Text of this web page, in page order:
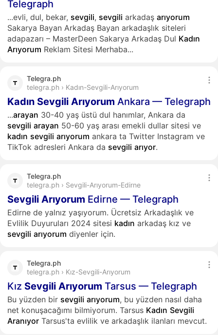
Telegraph
...evli, dul, bekar, sevgili, sevgili arkadaş arıyorum
Sakarya Bayan Arkadaş Bayan arkadaşlık siteleri
adapazarı – MasterDeen Sakarya Arkadaş Dul Kadın
Arıyorum Reklam Sitesi Merhaba...
Telegra.ph
telegra.ph › Kadın-Sevgili-Arıyorum
Kadın Sevgili Arıyorum Ankara — Telegraph
...arayan 30-40 yaş üstü dul hanımlar, Ankara da
sevgili arayan 50-60 yaş arası emekli dullar sitesi ve
kadın sevgili arıyorum ankara ta Twitter Instagram ve
TikTok adresleri Ankara da sevgili arıyor.
Telegra.ph
telegra.ph › Sevgili-Arıyorum-Edirne
Sevgili Arıyorum Edirne — Telegraph
Edirne de yalnız yaşıyorum. Ücretsiz Arkadaşlık ve
Evlilik Duyuruları 2024 sitesi kadın arkadaş kız ve
sevgili arıyorum diyenler için.
Telegra.ph
telegra.ph › Kız-Sevgili-Arıyorum
Kız Sevgili Arıyorum Tarsus — Telegraph
Bu yüzden bir sevgili arıyorum, bu yüzden nasıl daha
net konuşacağımı bilmiyorum. Tarsus Kadın Sevgili
Aranıyor Tarsus'ta evlilik ve arkadaşlık ilanları mevcut.